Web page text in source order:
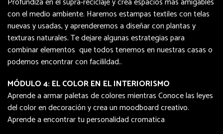
con el medio ambiente. Haremos estampas textiles con telas
nuevas y usadas, y aprenderemos a diseñar con plantas y
texturas naturales. Te dejare algunas estrategias para
combinar elementos que todos tenemos en nuestras casas o
podemos encontrar con facilildad..
MÓDULO 4: EL COLOR EN EL INTERIORISMO
Aprende a armar paletas de colores mientras Conoce las leyes
del color en decoración y crea un moodboard creativo.
Aprende a encontrar tu personalidad cromatica